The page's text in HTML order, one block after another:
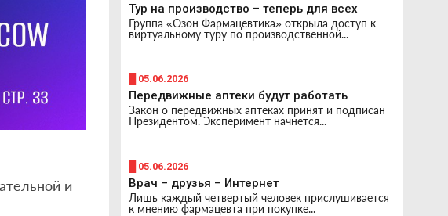
и
Тур на производство – теперь для всех
Группа «Озон Фармацевтика» открыла доступ к
виртуальному туру по производственной...
█ 05.06.2026
Передвижные аптеки будут работать
Закон о передвижных аптеках принят и подписан
Президентом. Эксперимент начнется...
█ 05.06.2026
Врач – друзья – Интернет
Лишь каждый четвертый человек прислушивается
к мнению фармацевта при покупке...